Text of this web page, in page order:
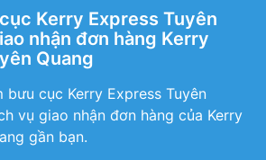
Kerry Express Tuyên
nhận đơn hàng Kerry
Quang
cục Kerry Express Tuyên
vụ giao nhận đơn hàng của Kerry
gần bạn.